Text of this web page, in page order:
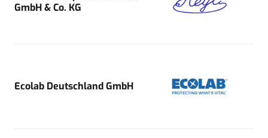
GmbH & Co. KG
Ecolab Deutschland GmbH